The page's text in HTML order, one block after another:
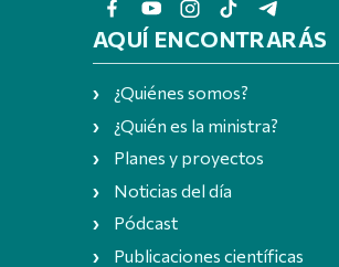
AQUÍ ENCONTRARÁS
¿Quiénes somos?
¿Quién es la ministra?
Planes y proyectos
Noticias del día
Pódcast
Publicaciones científicas